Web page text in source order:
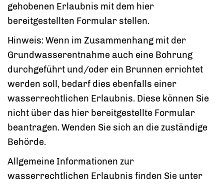
gehobenen Erlaubnis mit dem hier
bereitgestellten Formular stellen.
Hinweis: Wenn im Zusammenhang mit der
Grundwasserentnahme auch eine Bohrung
durchgeführt und/oder ein Brunnen errichtet
werden soll, bedarf dies ebenfalls einer
wasserrechtlichen Erlaubnis. Diese können Sie
nicht über das hier bereitgestellte Formular
beantragen. Wenden Sie sich an die zuständige
Behörde.
Allgemeine Informationen zur
wasserrechtlichen Erlaubnis finden Sie unter